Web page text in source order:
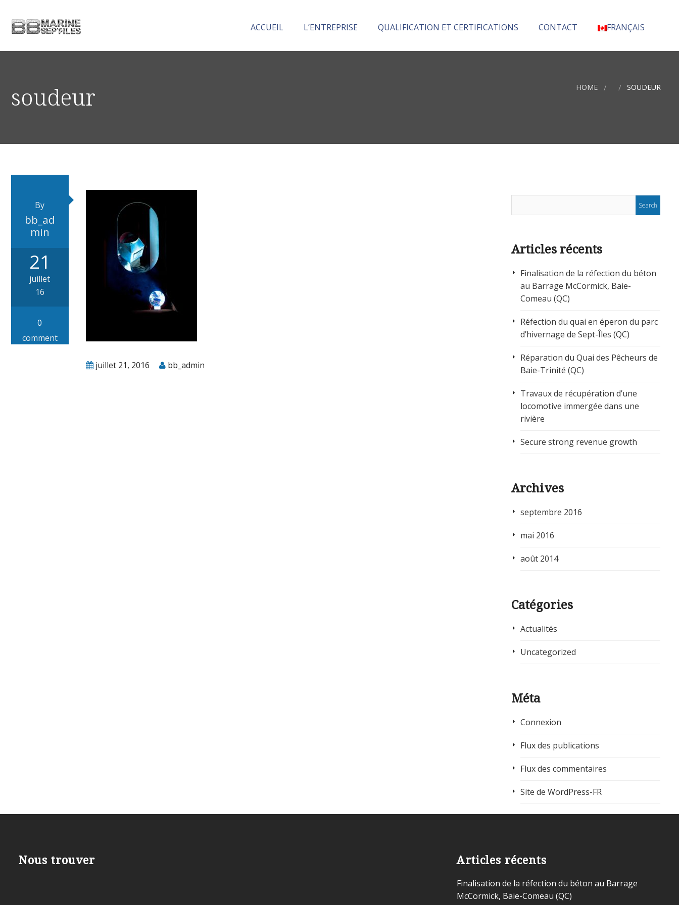
ACCUEIL L’ENTREPRISE QUALIFICATION ET CERTIFICATIONS CONTACT FRANÇAIS
soudeur HOME SOUDEUR
By
bb_ad
min
21
juillet
16
0
comment
juillet 21, 2016 bb_admin
Articles récents
Finalisation de la réfection du béton
au Barrage McCormick, Baie-
Comeau (QC)
Réfection du quai en éperon du parc
d’hivernage de Sept-Îles (QC)
Réparation du Quai des Pêcheurs de
Baie-Trinité (QC)
Travaux de récupération d’une
locomotive immergée dans une
rivière
Secure strong revenue growth
Archives
septembre 2016
mai 2016
août 2014
Catégories
Actualités
Uncategorized
Méta
Connexion
Flux des publications
Flux des commentaires
Site de WordPress-FR
Nous trouver Articles récents
Finalisation de la réfection du béton au Barrage
McCormick, Baie-Comeau (QC)